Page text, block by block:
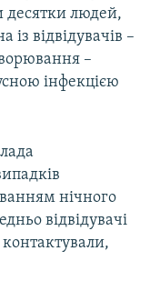
десятки людей,
відвідувачів –
–
інфекцією
нічного
відвідувачі